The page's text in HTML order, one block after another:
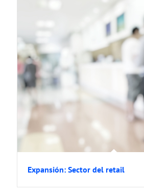
Expansión: Sector del retail